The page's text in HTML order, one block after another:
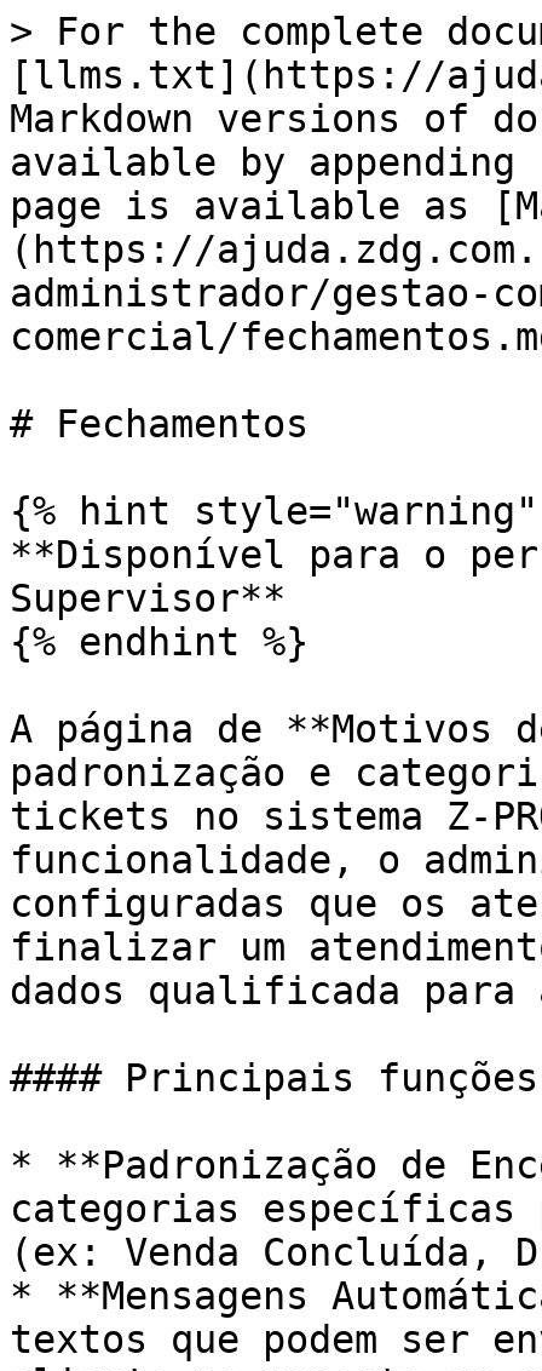
> For the complete
[llms.txt](https://
Markdown versions of
available by
page is available as
(https://
administrador/gestao-
comercial/
# Fechamentos
{% hint style="warning"
**Disponível para o
Supervisor**
{% endhint %}
A página de **Motivos
padronização e
tickets no sistema Z-
funcionalidade, o
configuradas que os
finalizar um
dados qualificada
#### Principais funções
* **Padronização de
categorias específicas
(ex: Venda Concluída,
* **Mensagens
textos que podem ser